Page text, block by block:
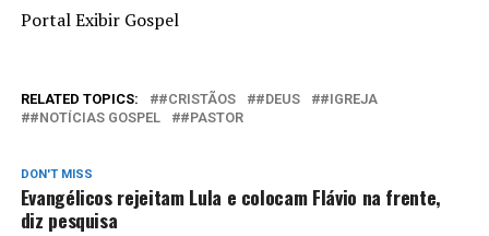
Portal Exibir Gospel
RELATED TOPICS: #CRISTÃOS #DEUS
#IGREJA
#NOTÍCIAS GOSPEL
#PASTOR
DON'T MISS
Evangélicos rejeitam Lula e colocam Flávio na frente,
diz pesquisa